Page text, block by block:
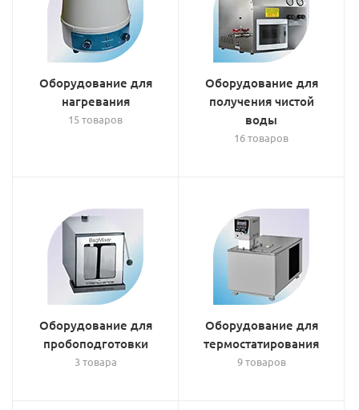
Оборудование для
нагревания
15 товаров
Оборудование для
получения чистой
воды
16 товаров
Оборудование для
пробоподготовки
3 товара
Оборудование для
термостатирования
9 товаров